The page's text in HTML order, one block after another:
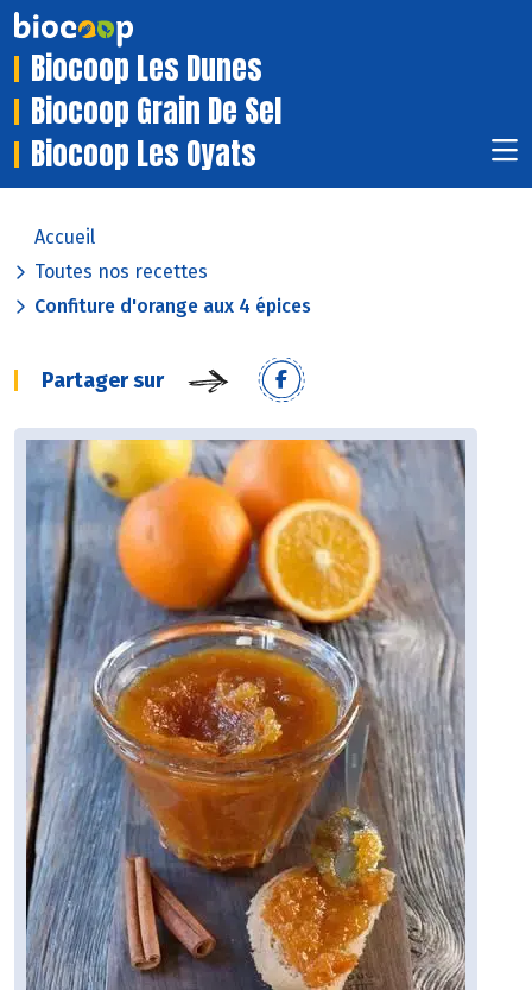
Biocoop Les Dunes
Biocoop Grain De Sel
Biocoop Les Oyats
Accueil
Toutes nos recettes
Confiture d'orange aux 4 épices
Partager sur